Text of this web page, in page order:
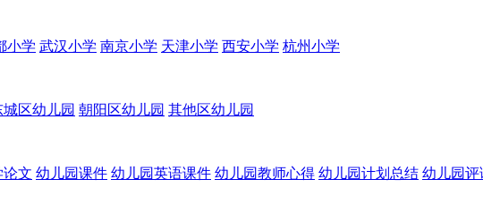
小学 武汉小学 南京小学 天津小学 西安小学 杭州小学
城区幼儿园 朝阳区幼儿园 其他区幼儿园
论文 幼儿园课件 幼儿园英语课件 幼儿园教师心得 幼儿园计划总结 幼儿园评